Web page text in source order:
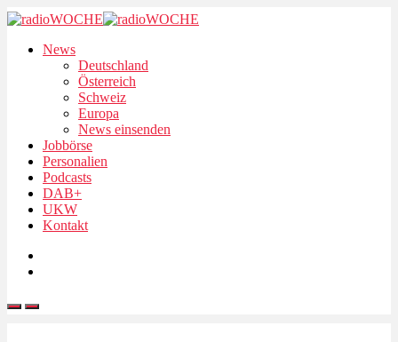
News
Deutschland
Österreich
Schweiz
Europa
News einsenden
Jobbörse
Personalien
Podcasts
DAB+
UKW
Kontakt